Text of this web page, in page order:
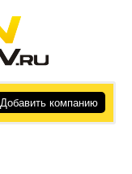
Добавить компанию